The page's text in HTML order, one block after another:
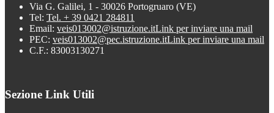
Via G. Galilei, 1 - 30026 Portogruaro (VE)
Tel: Tel. + 39 0421 284811
Email: veis013002@istruzione.itLink per inviare una mail
PEC: veis013002@pec.istruzione.itLink per inviare una mail
C.F.: 83003130271
Sezione Link Utili